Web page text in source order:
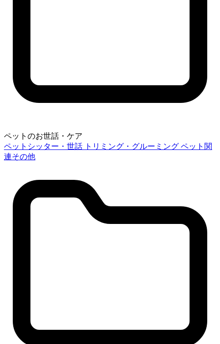
ペットのお世話・ケア
ペットシッター・世話 トリミング・グルーミング ペット関
連その他